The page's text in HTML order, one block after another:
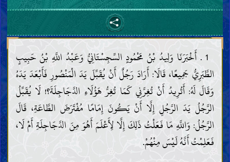
1 . أَخْبَرَنَا وَلِيدُ بْنُ مَحْمُودٍ السِّجِسْتَانِيُّ وَعَبْدُ اللَّهِ بْنُ حَبِيبٍ
الطَّبَرِيُّ جَمِيعًا، قَالَا: أَرَادَ رَجُلٌ أَنْ يُقَبِّلَ يَدَ الْمَنْصُورِ فَأَبْعَدَ يَدَهُ
وَقَالَ لَهُ: أَتُرِيدُ أَنْ تُغِرَّنِي كَمَا تُغِرُّ هَؤُلَاءِ الدَّجَاجِلَةَ؟! لَا يُقَبِّلُ
الرَّجُلُ يَدَ الرَّجُلِ إِلَّا أَنْ يَكُونَ إِمَامًا مُفْتَرَضَ الطَّاعَةِ، قَالَ
الرَّجُلُ: وَاللَّهِ مَا فَعَلْتُ ذَلِكَ إِلَّا لِأَعْلَمَ أَهُوَ مِنَ الدَّجَاجِلَةِ أَمْ لَا،
فَعَلِمْتُ أَنَّهُ لَيْسَ مِنْهُمْ.